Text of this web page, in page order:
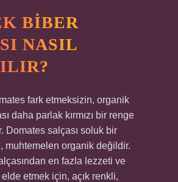
BIBER
NASIL
fark etmeksizin, organik
daha parlak kırmızı bir renge
Domates salçası soluk bir
muhtemelen organik değildir.
en fazla lezzeti ve
elde etmek için, açık renkli,